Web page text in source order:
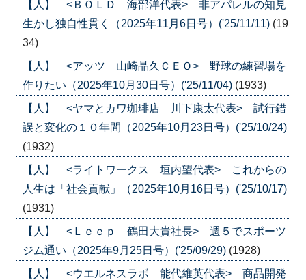
【人】 <ＢＯＬＤ 海部洋代表> 非アパレルの知見
生かし独自性貫く（2025年11月6日号）('25/11/11) (19
34)
【人】 <アッツ 山崎晶久ＣＥＯ> 野球の練習場を
作りたい（2025年10月30日号）('25/11/04) (1933)
【人】 <ヤマとカワ珈琲店 川下康太代表> 試行錯
誤と変化の１０年間（2025年10月23日号）('25/10/24)
(1932)
【人】 <ライトワークス 垣内望代表> これからの
人生は「社会貢献」（2025年10月16日号）('25/10/17)
(1931)
【人】 <Ｌｅｅｐ 鶴田大貴社長> 週５でスポーツ
ジム通い（2025年9月25日号）('25/09/29) (1928)
【人】 <ウエルネスラボ 能代維英代表> 商品開発